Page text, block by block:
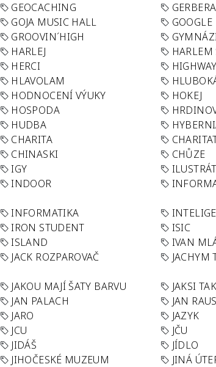
GEOCACHING GERBERA
GOJA MUSIC HALL GOOGLE
GROOVIN´HIGH
HARLEJ HARLEM
HERCI
HLAVOLAM
HODNOCENÍ VÝUKY HOKEJ
HOSPODA
HUDBA
CHARITA
CHINASKI CHŮZE
IGY
INDOOR
INFORMATIKA
IRON STUDENT ISIC
ISLAND IVAN
JACK ROZPAROVAČ JACHYM
JAKOU MAJÍ ŠATY BARVU JAKSI
JAN PALACH JAN RAUS
JARO JAZYK
JCU JČU
JIDÁŠ JÍDLO
JIHOČESKÉ MUZEUM JINÁ